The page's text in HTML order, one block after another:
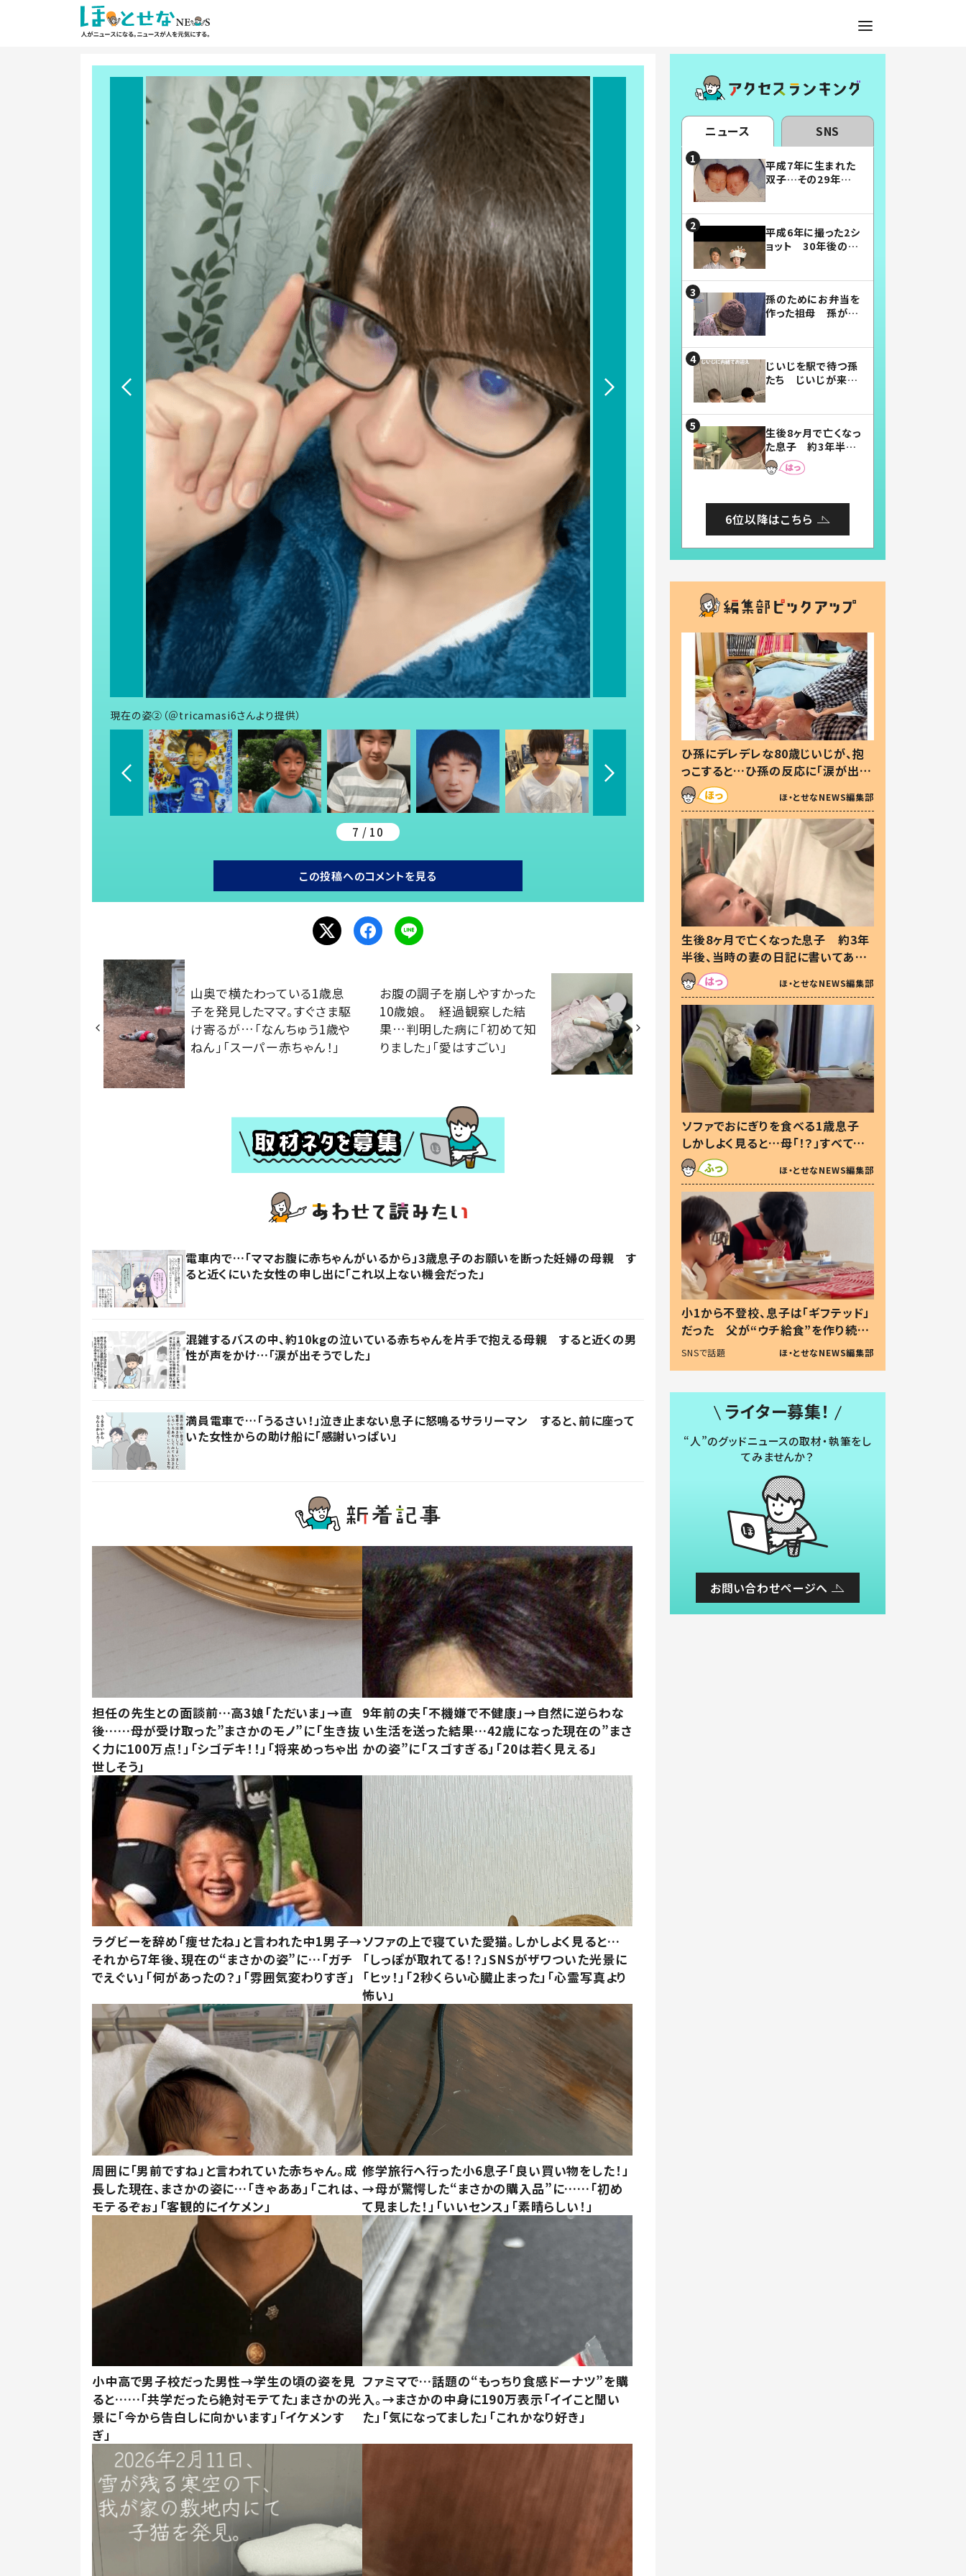
現在の姿②（＠tricamasi6さんより提供）
7 / 10
この投稿へのコメントを見る
山奥で横たわっている1歳息
子を発見したママ。すぐさま駆
け寄るが…「なんちゅう1歳や
ねん」「スーパー赤ちゃん！」
お腹の調子を崩しやすかった
10歳娘。 経過観察した結
果…判明した病に「初めて知
りました」「愛はすごい」
電車内で…「ママお腹に赤ちゃんがいるから」3歳息子のお願いを断った妊婦の母親 す
ると近くにいた女性の申し出に「これ以上ない機会だった」
混雑するバスの中、約10kgの泣いている赤ちゃんを片手で抱える母親 すると近くの男
性が声をかけ…「涙が出そうでした」
満員電車で…「うるさい！」泣き止まない息子に怒鳴るサラリーマン すると、前に座って
いた女性からの助け船に「感謝いっぱい」
担任の先生との面談前…高3娘「ただいま」→直
後……母が受け取った”まさかのモノ”に「生き抜
く力に100万点！」「シゴデキ！！」「将来めっちゃ出
世しそう」
9年前の夫「不機嫌で不健康」→自然に逆らわな
い生活を送った結果…42歳になった現在の”まさ
かの姿”に「スゴすぎる」「20は若く見える」
ラグビーを辞め「痩せたね」と言われた中1男子→
それから7年後、現在の“まさかの姿”に…「ガチ
でえぐい」「何があったの？」「雰囲気変わりすぎ」
ソファの上で寝ていた愛猫。しかしよく見ると…
「しっぽが取れてる！？」SNSがザワついた光景に
「ヒッ！」「2秒くらい心臓止まった」「心霊写真より
怖い」
周囲に「男前ですね」と言われていた赤ちゃん。成
長した現在、まさかの姿に…「きゃああ」「これは、
モテるぞぉ」「客観的にイケメン」
修学旅行へ行った小6息子「良い買い物をした！」
→母が驚愕した“まさかの購入品”に……「初め
て見ました！」「いいセンス」「素晴らしい！」
小中高で男子校だった男性→学生の頃の姿を見
ると……「共学だったら絶対モテてた」まさかの光
景に「今から告白しに向かいます」「イケメンす
ぎ」
ファミマで…話題の“もっちり食感ドーナツ”を購
入。→まさかの中身に190万表示「イイこと聞い
た」「気になってました」「これかなり好き」
ニュース SNS
平成7年に生まれた
双子…その29年後
平成6年に撮った2シ
ョット 30年後の姿
孫のためにお弁当を
作った祖母 孫が絶
じいじを駅で待つ孫
たち じいじが来た
まらない」「幸せにな
れる」
生後8ヶ月で亡くなっ
た息子 約3年半
後、当時の妻の日記
に書いてあった本音
6位以降はこちら
ひ孫にデレデレな80歳じいじが、抱
っこすると…ひ孫の反応に「涙が出ま
した」「可愛くて仕方ない」
ほ・とせなNEWS編集部
生後8ヶ月で亡くなった息子 約3年
半後、当時の妻の日記に書いてあっ
た本音とは
ほ・とせなNEWS編集部
ソファでおにぎりを食べる1歳息子
しかしよく見ると…母「！？」すべてを
察した母の投稿に「可愛いから許
す！」「現行犯〜」
ほ・とせなNEWS編集部
小1から不登校、息子は「ギフテッド」
だった 父が“ウチ給食”を作り続け
る理由とは #令和の親 #令和の子
SNSで話題 ほ・とせなNEWS編集部
ライター募集！
“人”のグッドニュースの取材・執筆をし
てみませんか？
お問い合わせページへ